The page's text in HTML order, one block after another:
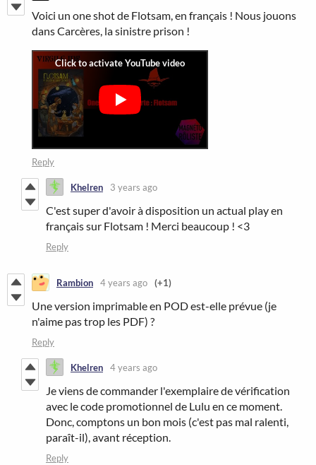
Voici un one shot de Flotsam, en français ! Nous jouons
dans Carcères, la sinistre prison !
Reply
Khelren 3 years ago
C'est super d'avoir à disposition un actual play en
français sur Flotsam ! Merci beaucoup ! <3
Reply
Rambion 4 years ago (+1)
Une version imprimable en POD est-elle prévue (je
n'aime pas trop les PDF) ?
Reply
Khelren 4 years ago
Je viens de commander l'exemplaire de vérification
avec le code promotionnel de Lulu en ce moment.
Donc, comptons un bon mois (c'est pas mal ralenti,
paraît-il), avant réception.
Reply